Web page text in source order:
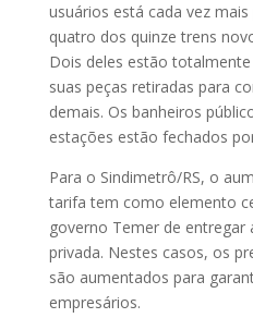
usuários está cada vez
quatro dos quinze trens
Dois deles estão totalmente
suas peças retiradas para
demais. Os banheiros
estações estão fechados
Para o Sindimetrô/RS, o
tarifa tem como elemento
governo Temer de entregar
privada. Nestes casos, os
são aumentados para
empresários.